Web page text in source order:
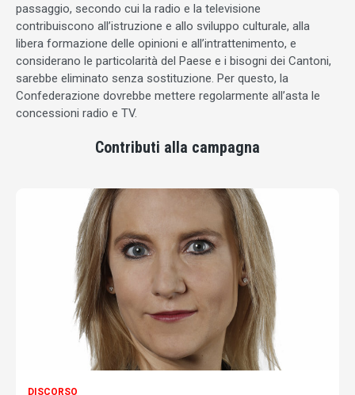
passaggio, secondo cui la radio e la televisione
contribuiscono all’istruzione e allo sviluppo culturale, alla
libera formazione delle opinioni e all’intrattenimento, e
considerano le particolarità del Paese e i bisogni dei Cantoni,
sarebbe eliminato senza sostituzione. Per questo, la
Confederazione dovrebbe mettere regolarmente all’asta le
concessioni radio e TV.
Contributi alla campagna
DISCORSO